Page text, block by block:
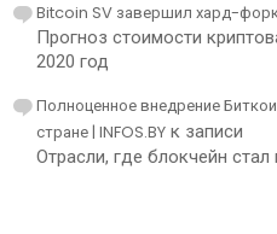
Bitcoin SV завершил хард-
Прогноз стоимости
2020 год
Полноценное внедрение
стране | INFOS.BY к записи
Отрасли, где блокчейн